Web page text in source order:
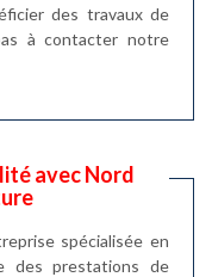
des travaux de
à contacter notre
avec Nord
spécialisée en
des prestations de